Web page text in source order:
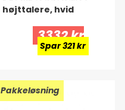
højttalere, hvid
3332 kr
Spar 321 kr
Pakkeløsning